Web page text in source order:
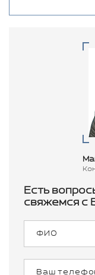
Есть
свяжемся с